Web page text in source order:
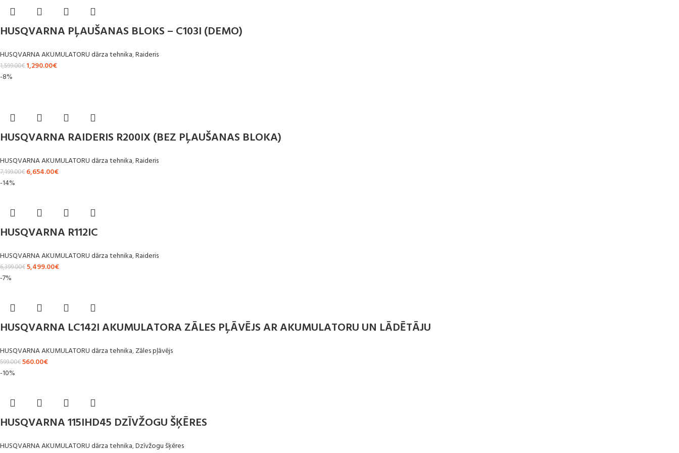
HUSQVARNA PĻAUŠANAS BLOKS – C103I (DEMO)
HUSQVARNA AKUMULATORU dārza tehnika,Raideris
1,599.00€ 1,290.00€
-8%
HUSQVARNA RAIDERIS R200IX (BEZ PĻAUŠANAS BLOKA)
HUSQVARNA AKUMULATORU dārza tehnika,Raideris
7,199.00€ 6,654.00€
-14%
HUSQVARNA R112IC
HUSQVARNA AKUMULATORU dārza tehnika,Raideris
6,399.00€5,499.00€
-7%
HUSQVARNA LC142I AKUMULATORA ZĀLES PĻĀVĒJS AR AKUMULATORU UN LĀDĒTĀJU
HUSQVARNA AKUMULATORU dārza tehnika,Zāles pļāvējs
599.00€560.00€
-10%
HUSQVARNA 115IHD45 DZĪVŽOGU ŠĶĒRES
HUSQVARNA AKUMULATORU dārza tehnika,Dzīvžogu šķēres